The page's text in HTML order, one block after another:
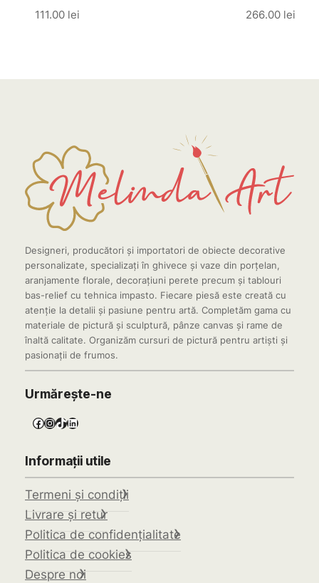
111.00 lei 266.00 lei
Designeri, producători și importatori de obiecte decorative
personalizate, specializați în ghivece și vaze din porțelan,
aranjamente florale, decorațiuni perete precum și tablouri
bas-relief cu tehnica impasto. Fiecare piesă este creată cu
atenție la detalii și pasiune pentru artă. Completăm gama cu
materiale de pictură și sculptură, pânze canvas și rame de
înaltă calitate. Organizăm cursuri de pictură pentru artiști și
pasionații de frumos.
Urmărește-ne
Facebook
Instagram
TikTok
LinkedIn
Informații utile
Termeni și condiții
Livrare și retur
Politica de confidențialitate
Politica de cookies
Despre noi